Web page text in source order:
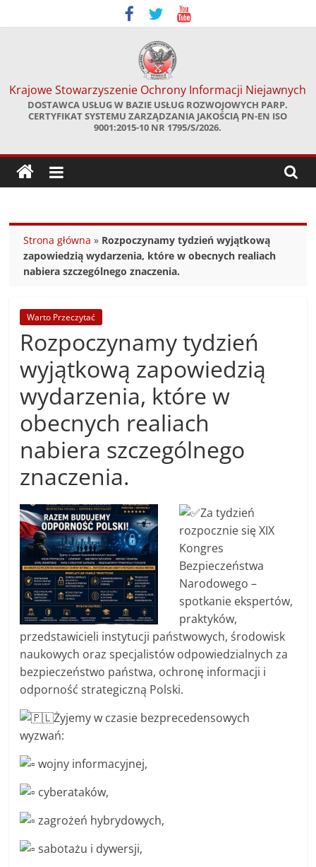
to
Krajowe Stowarzyszenie Ochrony Informacji Niejawnych
DOSTAWCA USŁUG W BAZIE USŁUG ROZWOJOWYCH PARP.
CERTYFIKAT SYSTEMU ZARZĄDZANIA JAKOŚCIĄ PN-EN ISO
9001:2015-10 NR 1795/S/2026.
Strona główna » Rozpoczynamy tydzień wyjątkową
zapowiedzią wydarzenia, które w obecnych realiach
nabiera szczególnego znaczenia.
Warto Przeczytać
Rozpoczynamy tydzień
wyjątkową zapowiedzią
wydarzenia, które w
obecnych realiach
nabiera szczególnego
znaczenia.
Za tydzień
rozpocznie się XIX
Kongres
Bezpieczeństwa
Narodowego –
spotkanie ekspertów,
praktyków,
przedstawicieli instytucji państwowych, środowisk
naukowych oraz specjalistów odpowiedzialnych za
bezpieczeństwo państwa, ochronę informacji i
odporność strategiczną Polski.
Żyjemy w czasie bezprecedensowych
wyzwań:
wojny informacyjnej,
cyberataków,
zagrożeń hybrydowych,
sabotażu i dywersji,